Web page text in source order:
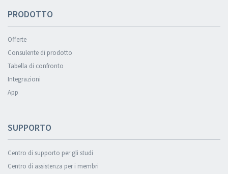
PRODOTTO
Offerte
Consulente di prodotto
Tabella di confronto
Integrazioni
App
SUPPORTO
Centro di supporto per gli studi
Centro di assistenza per i membri